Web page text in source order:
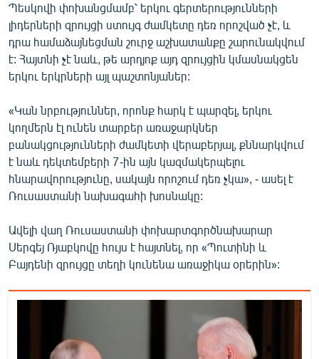
Հայերեն
English
Русский
ՀԵՏԵՎԵՔ ՄԵԶ
Պեսկովի փոխանցմամբ՝ երկու գերտերությունների
լիդերների զրույցի ստույգ ժամկետը դեռ որոշված չէ, և
դրա համաձայնեցման շուրջ աշխատանքը շարունակվում
է: Հայտնի չէ նաև, թե արդյոք այդ զրույցին կմասնակցեն
երկու երկրների այլ պաշտոնյաներ:
«Կան նրբություններ, որոնք հարկ է պարզել, երկու
կողմերն էլ ունեն տարբեր առաջարկներ
բանակցությունների ժամկետի վերաբերյալ, քննարկվում
է նաև դեկտեմբերի 7-ին այն կազմակերպելու
հնարավորությունը, սակայն որոշում դեռ չկա», - ասել է
Ռուսաստանի նախագահի խոսնակը:
Ավելի վաղ Ռուսաստանի փոխարտգործնախարար
Սերգեյ Ռյաբկովը հույս է հայտնել, որ «Պուտինի և
Բայդենի զրույցը տեղի կունենա առաջիկա օրերին»: